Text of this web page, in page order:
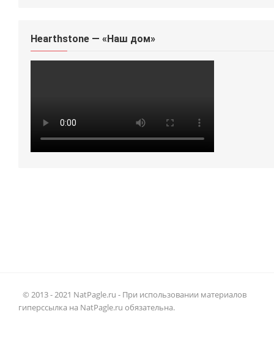
Hearthstone — «Наш дом»
© 2013 - 2021 NatPagle.ru - При использовании материалов
гиперссылка на NatPagle.ru обязательна.